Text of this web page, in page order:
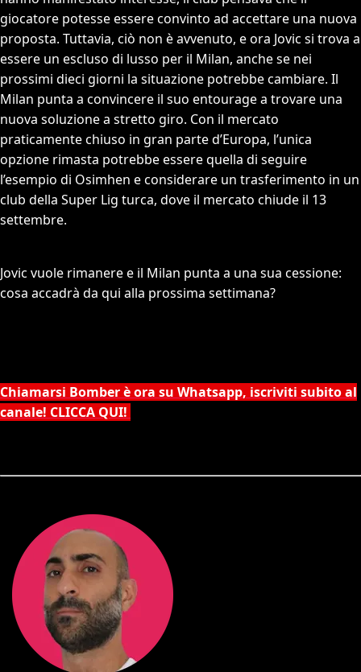
giocatore potesse essere convinto ad accettare una nuova
proposta. Tuttavia, ciò non è avvenuto, e ora Jovic si trova a
essere un escluso di lusso per il Milan, anche se nei
prossimi dieci giorni la situazione potrebbe cambiare. Il
Milan punta a convincere il suo entourage a trovare una
nuova soluzione a stretto giro. Con il mercato
praticamente chiuso in gran parte d’Europa, l’unica
opzione rimasta potrebbe essere quella di seguire
l’esempio di Osimhen e considerare un trasferimento in un
club della Super Lig turca, dove il mercato chiude il 13
settembre.
Jovic vuole rimanere e il Milan punta a una sua cessione:
cosa accadrà da qui alla prossima settimana?
Chiamarsi Bomber è ora su Whatsapp, iscriviti subito al
canale! CLICCA QUI!